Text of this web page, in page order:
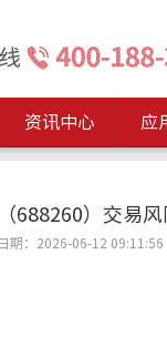
资讯中心 应
688260）交易风
期：2026-06-12 09:11:56